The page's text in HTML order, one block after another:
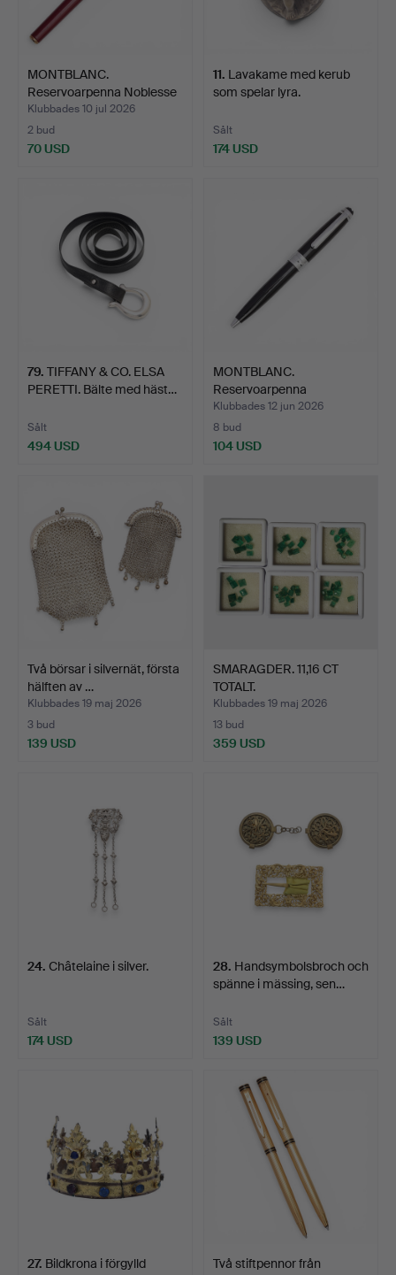
MONTBLANC.
Reservoarpenna Noblesse
Slim.
Klubbades 10 jul 2026
2 bud
70 USD
11. Lavakame med kerub
som spelar lyra.
Sålt
174 USD
79. TIFFANY & CO. ELSA
PERETTI. Bälte med häst…
Sålt
494 USD
MONTBLANC.
Reservoarpenna
Meisterstück lit…
Klubbades 12 jun 2026
8 bud
104 USD
Två börsar i silvernät, första
hälften av …
Klubbades 19 maj 2026
3 bud
139 USD
SMARAGDER. 11,16 CT
TOTALT.
Klubbades 19 maj 2026
13 bud
359 USD
24. Châtelaine i silver.
Sålt
174 USD
28. Handsymbolsbroch och
spänne i mässing, sen…
Sålt
139 USD
27. Bildkrona i förgylld
Två stiftpennor från